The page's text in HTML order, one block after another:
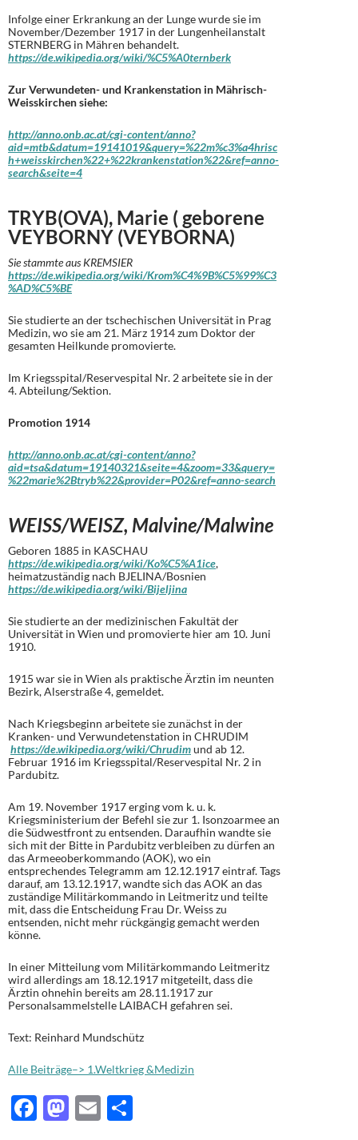
Infolge einer Erkrankung an der Lunge wurde sie im
November/Dezember 1917 in der Lungenheilanstalt
STERNBERG in Mähren behandelt.
https://de.wikipedia.org/wiki/%C5%A0ternberk
Zur Verwundeten- und Krankenstation in Mährisch-
Weisskirchen siehe:
http://anno.onb.ac.at/cgi-content/anno?
aid=mtb&datum=19141019&query=%22m%c3%a4hrisc
h+weisskirchen%22+%22krankenstation%22&ref=anno-
search&seite=4
TRYB(OVA), Marie ( geborene
VEYBORNY (VEYBORNA)
Sie stammte aus KREMSIER
https://de.wikipedia.org/wiki/Krom%C4%9B%C5%99%C3
%AD%C5%BE
Sie studierte an der tschechischen Universität in Prag
Medizin, wo sie am 21. März 1914 zum Doktor der
gesamten Heilkunde promovierte.
Im Kriegsspital/Reservespital Nr. 2 arbeitete sie in der
4. Abteilung/Sektion.
Promotion 1914
http://anno.onb.ac.at/cgi-content/anno?
aid=tsa&datum=19140321&seite=4&zoom=33&query=
%22marie%2Btryb%22&provider=P02&ref=anno-search
WEISS/WEISZ, Malvine/Malwine
Geboren 1885 in KASCHAU
https://de.wikipedia.org/wiki/Ko%C5%A1ice,
heimatzuständig nach BJELINA/Bosnien
https://de.wikipedia.org/wiki/Bijeljina
Sie studierte an der medizinischen Fakultät der
Universität in Wien und promovierte hier am 10. Juni
1910.
1915 war sie in Wien als praktische Ärztin im neunten
Bezirk, Alserstraße 4, gemeldet.
Nach Kriegsbeginn arbeitete sie zunächst in der
Kranken- und Verwundetenstation in CHRUDIM
https://de.wikipedia.org/wiki/Chrudimund ab 12.
Februar 1916 im Kriegsspital/Reservespital Nr. 2 in
Pardubitz.
Am 19. November 1917 erging vom k. u. k.
Kriegsministerium der Befehl sie zur 1. Isonzoarmee an
die Südwestfront zu entsenden. Daraufhin wandte sie
sich mit der Bitte in Pardubitz verbleiben zu dürfen an
das Armeeoberkommando (AOK), wo ein
entsprechendes Telegramm am 12.12.1917 eintraf. Tags
darauf, am 13.12.1917, wandte sich das AOK an das
zuständige Militärkommando in Leitmeritz und teilte
mit, dass die Entscheidung Frau Dr. Weiss zu
entsenden, nicht mehr rückgängig gemacht werden
könne.
In einer Mitteilung vom Militärkommando Leitmeritz
wird allerdings am 18.12.1917 mitgeteilt, dass die
Ärztin ohnehin bereits am 28.11.1917 zur
Personalsammelstelle LAIBACH gefahren sei.
Text: Reinhard Mundschütz
Alle Beiträge–> 1.Weltkrieg &Medizin
F
M E